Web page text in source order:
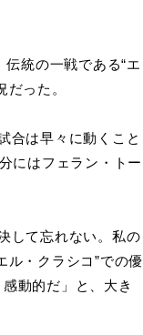
伝統の一戦である“エ
った。
合は早々に動くこと
にはフェラン・トー
して忘れない。私の
ル・クラシコ”での優
動的だ」と、大き